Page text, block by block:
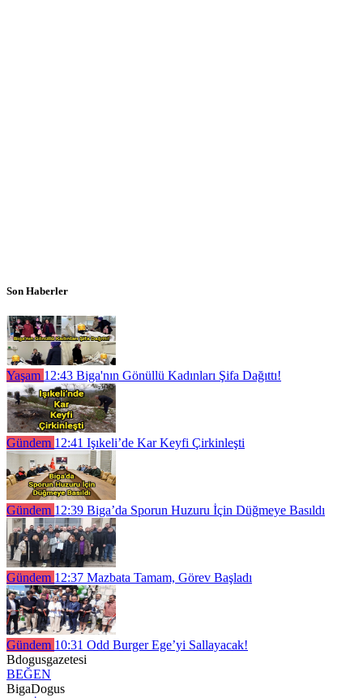
Son Haberler
Yaşam 12:43 Biga'nın Gönüllü Kadınları Şifa Dağıttı!
Gündem 12:41 Işıkeli’de Kar Keyfi Çirkinleşti
Gündem 12:39 Biga’da Sporun Huzuru İçin Düğmeye Basıldı
Gündem 12:37 Mazbata Tamam, Görev Başladı
Gündem 10:31 Odd Burger Ege’yi Sallayacak!
Bdogusgazetesi
BEĞEN
BigaDogus